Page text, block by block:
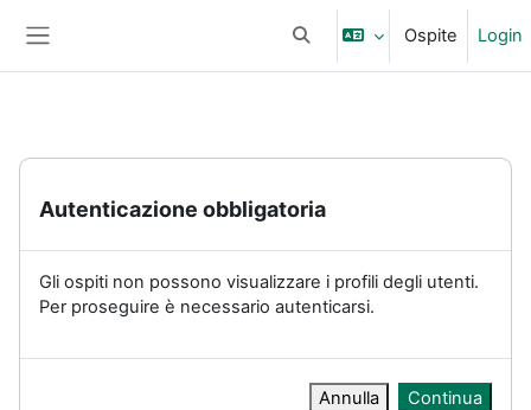
Attiva/disattiva input di
Ospite Login
Autenticazione obbligatoria
Gli ospiti non possono visualizzare i profili degli utenti.
Per proseguire è necessario autenticarsi.
Annulla Continua